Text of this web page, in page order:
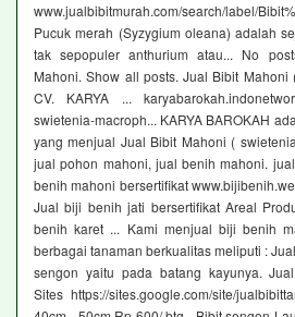
www.jualbibitmurah.com/search/label/
Pucuk merah (Syzygium oleana) adalah
tak sepopuler anthurium atau... No
Mahoni. Show all posts. Jual Bibit
CV. KARYA ...
swietenia-macroph... KARYA BAROKAH
yang menjual Jual Bibit Mahoni (
jual pohon mahoni, jual benih mahoni.
benih mahoni bersertifikat
Jual biji benih jati bersertifikat Areal
benih karet ... Kami menjual biji benih
berbagai tanaman berkualitas meliputi :
sengon yaitu pada batang kayunya.
Sites https://sites.google.com/site/